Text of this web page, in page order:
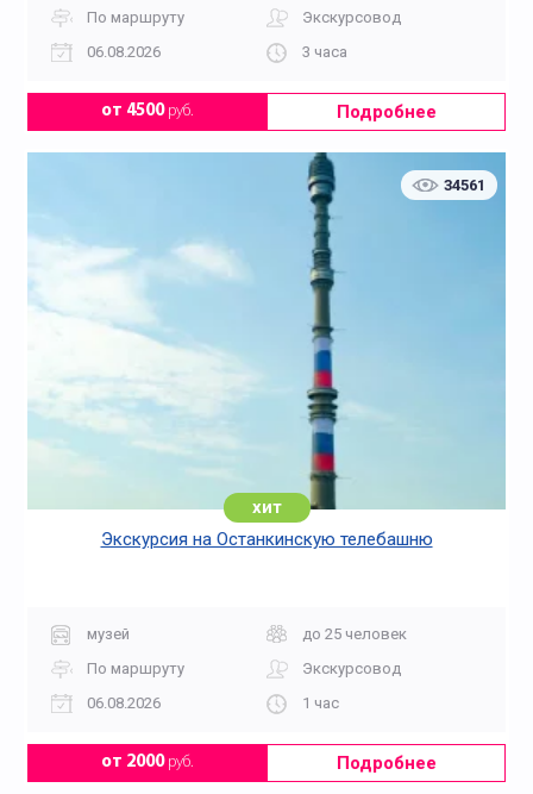
По маршруту
Экскурсовод
06.08.2026
3 часа
от 4500руб. Подробнее
34561
хит
Экскурсия на Останкинскую телебашню
музей
до 25 человек
По маршруту
Экскурсовод
06.08.2026
1 час
от 2000руб. Подробнее